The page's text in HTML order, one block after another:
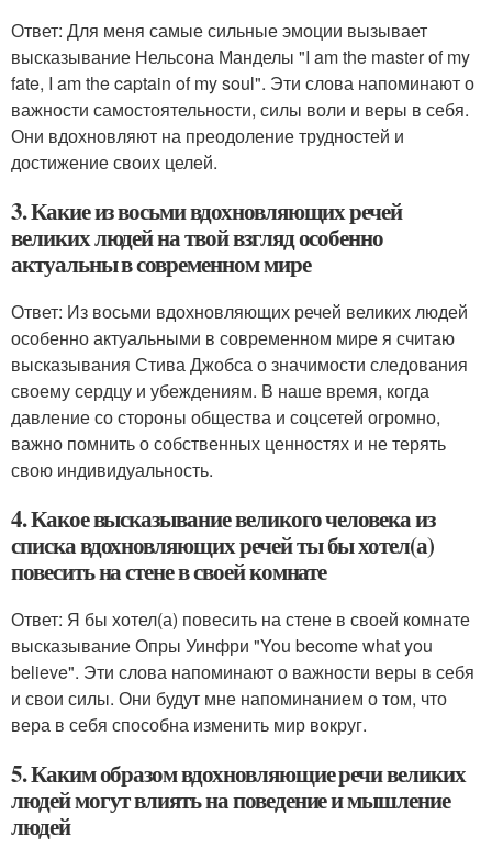
Ответ: Для меня самые сильные эмоции вызывает
высказывание Нельсона Манделы "I am the master of my
fate, I am the captain of my soul". Эти слова напоминают о
важности самостоятельности, силы воли и веры в себя.
Они вдохновляют на преодоление трудностей и
достижение своих целей.
3. Какие из восьми вдохновляющих речей
великих людей на твой взгляд особенно
актуальны в современном мире
Ответ: Из восьми вдохновляющих речей великих людей
особенно актуальными в современном мире я считаю
высказывания Стива Джобса о значимости следования
своему сердцу и убеждениям. В наше время, когда
давление со стороны общества и соцсетей огромно,
важно помнить о собственных ценностях и не терять
свою индивидуальность.
4. Какое высказывание великого человека из
списка вдохновляющих речей ты бы хотел(а)
повесить на стене в своей комнате
Ответ: Я бы хотел(а) повесить на стене в своей комнате
высказывание Опры Уинфри "You become what you
believe". Эти слова напоминают о важности веры в себя
и свои силы. Они будут мне напоминанием о том, что
вера в себя способна изменить мир вокруг.
5. Каким образом вдохновляющие речи великих
людей могут влиять на поведение и мышление
людей